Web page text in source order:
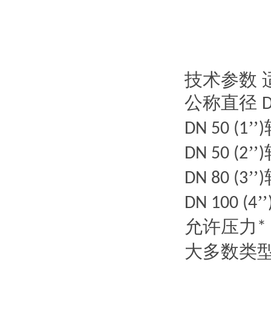
技术参数
公称直径
DN 50 (1’’)
DN 50 (2’’)
DN 80 (3’’)
DN 100 (4’’
允许压力 *
大多数类